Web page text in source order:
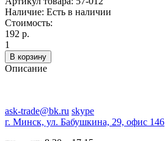
Наличие: Есть в наличии
Стоимость:
192 р.
1
В корзину
Описание
ask-trade@bk.ru skype
г. Минск, ул. Бабушкина, 29, офис 146